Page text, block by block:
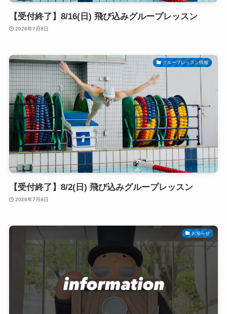
【受付終了】8/16(日) 飛び込みグループレッスン
2026年7月8日
グループレッスン情報
【受付終了】8/2(日) 飛び込みグループレッスン
2026年7月8日
お知らせ